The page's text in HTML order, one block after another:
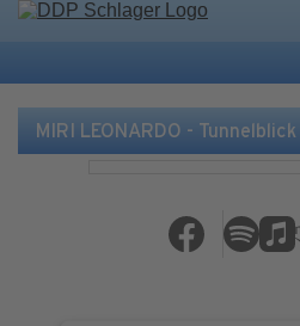
MIRI LEONARDO -